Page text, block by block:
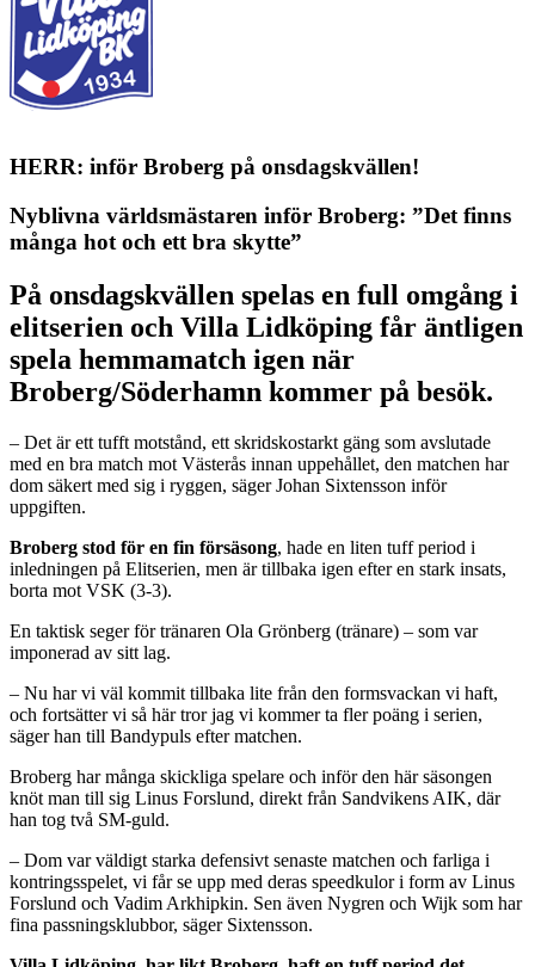
HERR: inför Broberg på onsdagskvällen!
Nyblivna världsmästaren inför Broberg: ”Det finns
många hot och ett bra skytte”
På onsdagskvällen spelas en full omgång i
elitserien och Villa Lidköping får äntligen
spela hemmamatch igen när
Broberg/Söderhamn kommer på besök.
– Det är ett tufft motstånd, ett skridskostarkt gäng som avslutade
med en bra match mot Västerås innan uppehållet, den matchen har
dom säkert med sig i ryggen, säger Johan Sixtensson inför
uppgiften.
Broberg stod för en fin försäsong, hade en liten tuff period i
inledningen på Elitserien, men är tillbaka igen efter en stark insats,
borta mot VSK (3-3).
En taktisk seger för tränaren Ola Grönberg (tränare) – som var
imponerad av sitt lag.
– Nu har vi väl kommit tillbaka lite från den formsvackan vi haft,
och fortsätter vi så här tror jag vi kommer ta fler poäng i serien,
säger han till Bandypuls efter matchen.
Broberg har många skickliga spelare och inför den här säsongen
knöt man till sig Linus Forslund, direkt från Sandvikens AIK, där
han tog två SM-guld.
– Dom var väldigt starka defensivt senaste matchen och farliga i
kontringsspelet, vi får se upp med deras speedkulor i form av Linus
Forslund och Vadim Arkhipkin. Sen även Nygren och Wijk som har
fina passningsklubbor, säger Sixtensson.